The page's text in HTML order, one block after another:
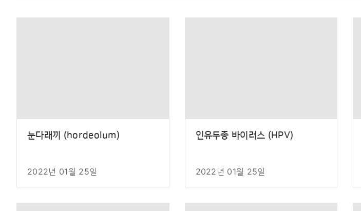
눈다래끼 (hordeolum)
2022년 01월 25일
인유두종 바이러스 (HPV)
2022년 01월 25일